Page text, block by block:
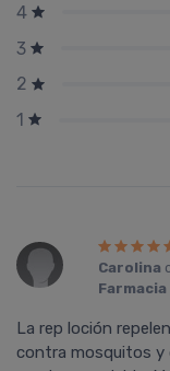
4
3
2
1
Carolina
La rep loción
contra mosquitos y